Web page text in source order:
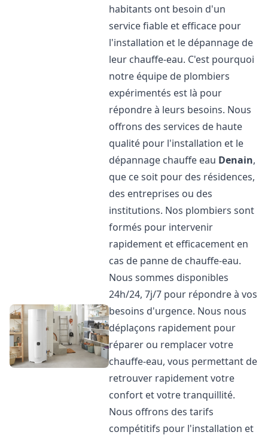
habitants ont besoin d'un
service fiable et efficace pour
l'installation et le dépannage de
leur chauffe-eau. C'est pourquoi
notre équipe de plombiers
expérimentés est là pour
répondre à leurs besoins. Nous
offrons des services de haute
qualité pour l'installation et le
dépannage chauffe eau Denain,
que ce soit pour des résidences,
des entreprises ou des
institutions. Nos plombiers sont
formés pour intervenir
rapidement et efficacement en
cas de panne de chauffe-eau.
Nous sommes disponibles
24h/24, 7j/7 pour répondre à vos
besoins d'urgence. Nous nous
déplaçons rapidement pour
réparer ou remplacer votre
chauffe-eau, vous permettant de
retrouver rapidement votre
confort et votre tranquillité.
Nous offrons des tarifs
compétitifs pour l'installation et